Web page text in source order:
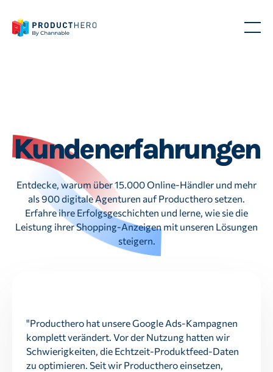
Kundenerfahrungen
Entdecke, warum über 15.000 Online-Händler und mehr
als 900 digitale Agenturen auf Producthero setzen.
Erfahre ihre Erfolgsgeschichten und lerne, wie sie die
Leistung ihrer Shopping-Anzeigen mit unseren Lösungen
steigern.
"Producthero hat unsere Google Ads-Kampagnen
komplett verändert. Vor der Nutzung hatten wir
Schwierigkeiten, die Echtzeit-Produktfeed-Daten
zu optimieren. Seit wir Producthero einsetzen,